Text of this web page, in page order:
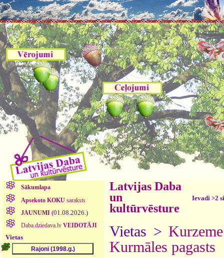
Sākumlapa
Apsekoto KOKUsaraksts
JAUNUMI (01.08.2026.)
Daba.dziedava.lv VEIDOTĀJI
Vietas
Latvijas Daba
un
kultūrvēsture
Ievadi >2
Vietas >Kurzeme
Kurmāles pagasts